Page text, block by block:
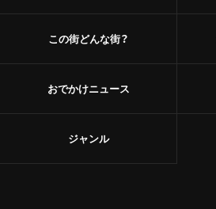
この街どんな街？
おでかけニュース
ジャンル